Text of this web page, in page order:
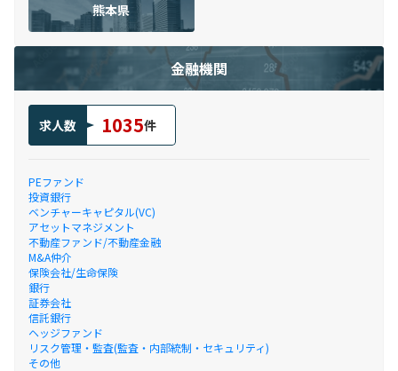
熊本県
金融機関
求人数 1035件
PEファンド
投資銀行
ベンチャーキャピタル(VC)
アセットマネジメント
不動産ファンド/不動産金融
M&A仲介
保険会社/生命保険
銀行
証券会社
信託銀行
ヘッジファンド
リスク管理・監査(監査・内部統制・セキュリティ)
その他